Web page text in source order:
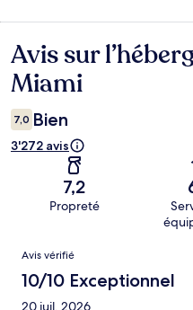
Avis
Avis sur
Miami
7,0 Bien
3'272 avis
7,2
Propreté
Avis
Avis vérifié
10/10 Exceptionnel
20 juil. 2026